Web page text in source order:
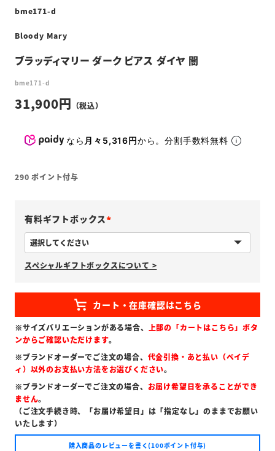
bme171-d
Bloody Mary
ブラッディマリー ダーク ピアス ダイヤ 闇
bme171-d
31,900
なら 月々5,316円から。分割手数料無料
290 ポイント付与
有料ギフトボックス
必
須
)
スペシャルギフトボックスについて >
※サイズバリエーションがある場合、 上部の「カートはこちら」ボタ
ンからご確認いただけます。
※ブランドオーダーでご注文の場合、 代金引換・あと払い（ペイデ
ィ）以外のお支払い方法をお選びください。
※ブランドオーダーでご注文の場合、 お届け希望日を承ることができ
ません。
（ご注文手続き時、「お届け希望日」は「指定なし」のままでお願い
いたします）
購入商品のレビューを書く(100ポイント付与)